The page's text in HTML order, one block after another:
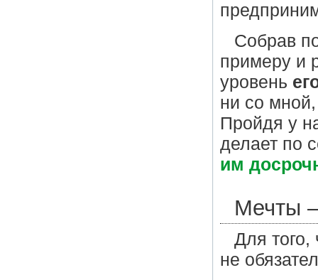
Собрав
примеру и
уровень
ни со мной,
Пройдя у
делает по
им
Мечты
Для того,
не